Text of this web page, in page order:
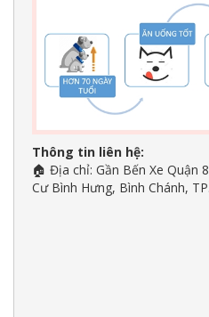
Thông tin liên hệ:
🏠 Địa chỉ: Gần Bến Xe Quận
Cư Bình Hưng, Bình Chánh,